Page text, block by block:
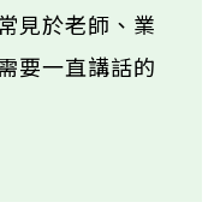
見於老師、業
要一直講話的